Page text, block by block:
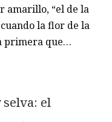
amarillo, “el de la
la flor de la
primera que…
el